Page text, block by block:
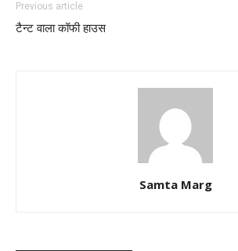
Previous article
टैन्ट वाला कॉफी हाउस
Samta Marg